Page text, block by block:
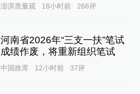
澎湃质量观 18小时前 266评
河南省2026年“三支一扶”笔试
成绩作废，将重新组织笔试
中国政库 12小时前 37评